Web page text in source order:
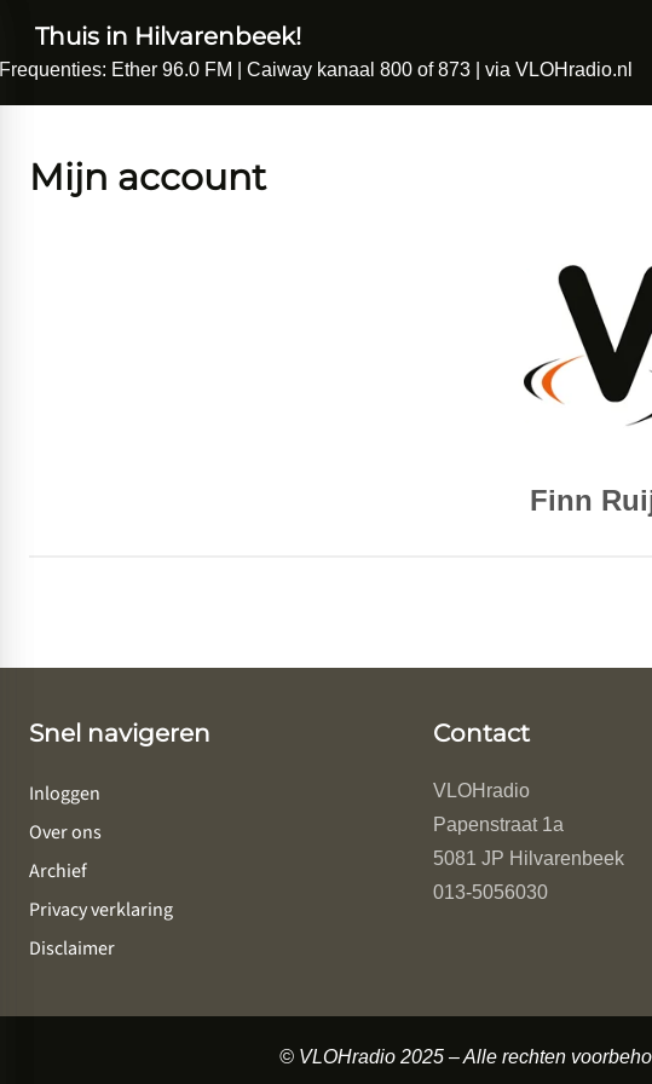
Thuis in Hilvarenbeek!
Frequenties: Ether 96.0 FM | Caiway kanaal 800 of 873 | via VLOHradio.nl
Mijn account
Finn
Snel navigeren
Inloggen
Over ons
Archief
Privacy verklaring
Disclaimer
Contact
VLOHradio
Papenstraat 1a
5081 JP Hilvarenbeek
013-5056030
© VLOHradio 2025 – Alle rechten